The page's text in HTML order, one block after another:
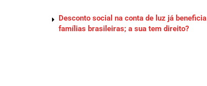
Desconto social na conta de luz já beneficia
famílias brasileiras; a sua tem direito?